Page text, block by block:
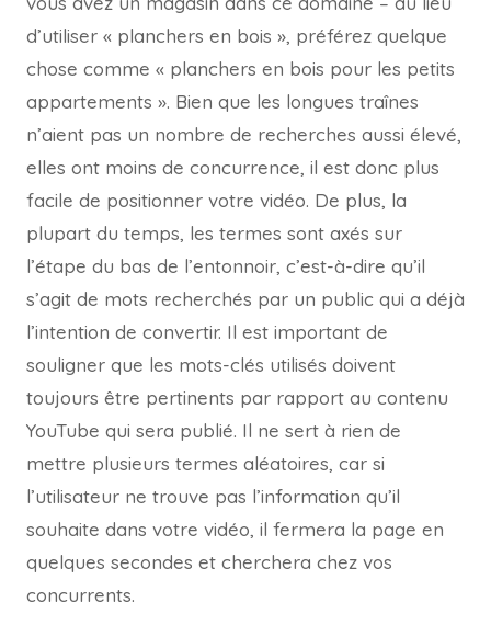
d’utiliser « planchers en bois », préférez quelque
chose comme « planchers en bois pour les petits
appartements ». Bien que les longues traînes
n’aient pas un nombre de recherches aussi élevé,
elles ont moins de concurrence, il est donc plus
facile de positionner votre vidéo. De plus, la
plupart du temps, les termes sont axés sur
l’étape du bas de l’entonnoir, c’est-à-dire qu’il
s’agit de mots recherchés par un public qui a déjà
l’intention de convertir. Il est important de
souligner que les mots-clés utilisés doivent
toujours être pertinents par rapport au contenu
YouTube qui sera publié. Il ne sert à rien de
mettre plusieurs termes aléatoires, car si
l’utilisateur ne trouve pas l’information qu’il
souhaite dans votre vidéo, il fermera la page en
quelques secondes et cherchera chez vos
concurrents.